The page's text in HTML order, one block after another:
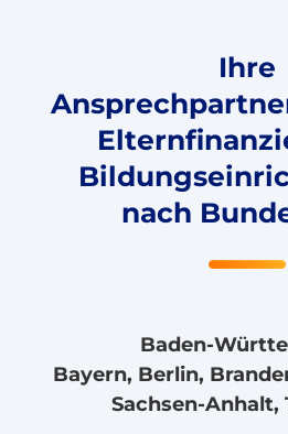
Ihre
nach
Baden-
Bayern, Berlin,
Sachsen-Anhalt,